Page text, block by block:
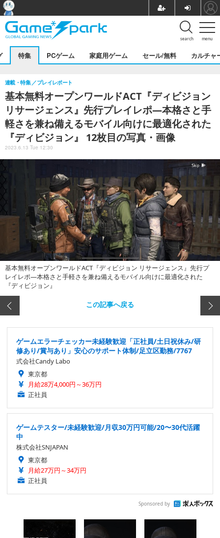
menu
search
特集 PCゲーム 家庭用ゲーム セール/無料 カルチャ
基本無料オープンワールドACT『ディビジョン
リサージェンス』先行プレイレポ―本格さと手
軽さを兼ね備えるモバイル向けに最適化された
『ディビジョン』 12枚目の写真・画像
連載・特集 プレイレポート
2023.6.13 Tue 12:30
基本無料オープンワールドACT『ディビジョン リサージェンス』先行プ
レイレポ―本格さと手軽さを兼ね備えるモバイル向けに最適化された
『ディビジョン』
この記事へ戻る
ゲームエラーチェッカー未経験歓迎「正社員/土日祝休み/研
修あり/賞与あり」安心のサポート体制/足立区勤務/7767
式会社Candy Labo
東京都
月給28万4,000円～36万円
正社員
ゲームテスター/未経験歓迎/月収30万円可能/20〜30代活躍
中
株式会社SNJAPAN
東京都
月給27万円～34万円
正社員
Sponsored by